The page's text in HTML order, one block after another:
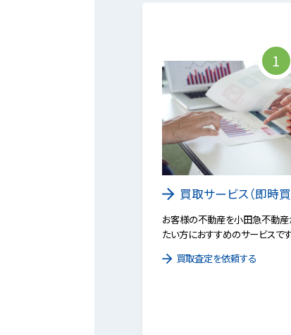
1
買取サービス（即時買
お客様の不動産を小田急不動産
たい方におすすめのサービスです
買取査定を依頼する